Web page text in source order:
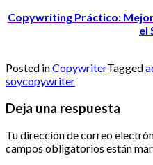
Copywriting Práctico:
el
Posted inCopywriterTagged
soycopywriter
Deja una respuesta
Tu dirección de correo
campos obligatorios están